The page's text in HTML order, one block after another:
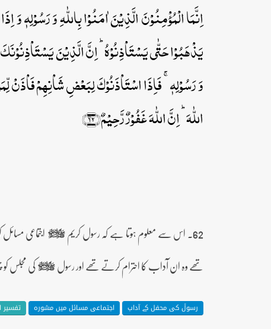
اِنَّمَا الۡمُؤۡمِنُوۡنَ الَّذِیۡنَ اٰمَنُوۡا بِاللّٰہِ وَ رَسُوۡلِہٖ وَ
یَذۡہَبُوۡا حَتّٰی یَسۡتَاۡذِنُوۡہُ ؕ اِنَّ الَّذِیۡنَ
وَ رَسُوۡلِہٖ ۚ فَاِذَا اسۡتَاۡذَنُوۡکَ لِبَعۡضِ شَاۡنِہِمۡ
اللّٰہَ ؕ اِنَّ اللّٰہَ غَفُوۡرٌ رَّحِیۡمٌ﴿۶۲﴾
62۔ اس سے معلوم ہوتا ہے کہ رسول کریم صلى‌الله‌عليه‌وآله‌وسلم اجتماعی
تھے وہ ان آداب کا احترام کرتے تھے اور رسولصلى‌الله‌عليه‌وآله‌وسلمکی مجلس
رسولؐ کی محفل کے آداب اجتماعی مسائل میں مشورہ تفسیر